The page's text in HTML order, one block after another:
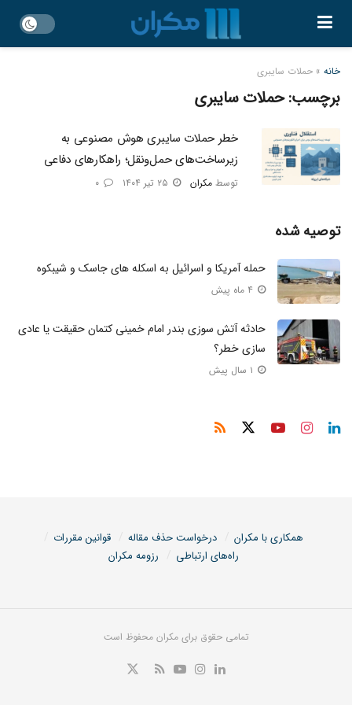
خانه » حملات سایبری
برچسب:حملات سایبری
خطر حملات سایبری هوش مصنوعی به
زیرساخت‌های حمل‌ونقل؛ راهکارهای دفاعی
توسط مکران
توصیه شده
حمله آمریکا و اسرائیل به اسکله‌ های جاسک و شیبکوه
حادثه آتش سوزی بندر امام خمینی کتمان حقیقت یا عادی
سازی خطر؟
همکاری با مکران درخواست حذف مقاله
قوانین مقررات
راه‌های ارتباطی
رزومه مکران
تمامی حقوق برای مکران محفوظ است